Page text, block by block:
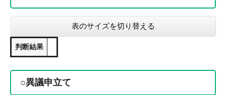
表のサイズを切り替える
判断結果
○異議申立て